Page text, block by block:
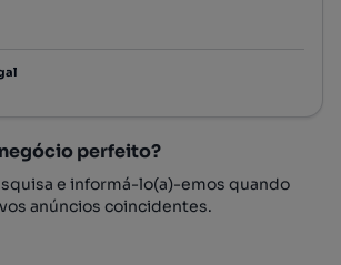
quadrado
perfeito?
e informá-lo(a)-emos quando
anúncios coincidentes.